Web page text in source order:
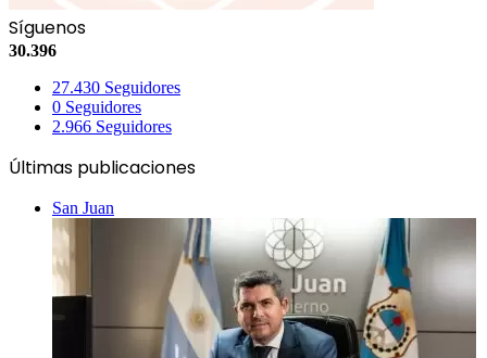
Síguenos
30.396
27.430 Seguidores
0 Seguidores
2.966 Seguidores
Últimas publicaciones
San Juan